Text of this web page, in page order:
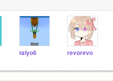
taiyo6 revorevo